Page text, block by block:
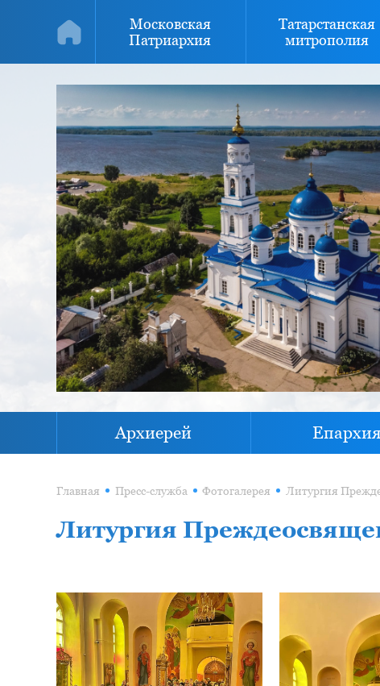
Московская
Патриархия
Татарстанская
митрополия
Архиерей Епархия
Главная Пресс-служба Фотогалерея
Литургия